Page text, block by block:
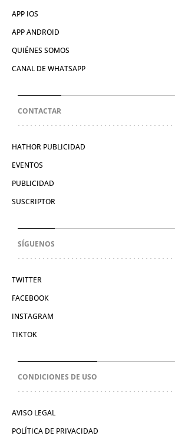
APP IOS
APP ANDROID
QUIÉNES SOMOS
CANAL DE WHATSAPP
CONTACTAR
HATHOR PUBLICIDAD
EVENTOS
PUBLICIDAD
SUSCRIPTOR
SÍGUENOS
TWITTER
FACEBOOK
INSTAGRAM
TIKTOK
CONDICIONES DE USO
AVISO LEGAL
POLÍTICA DE PRIVACIDAD